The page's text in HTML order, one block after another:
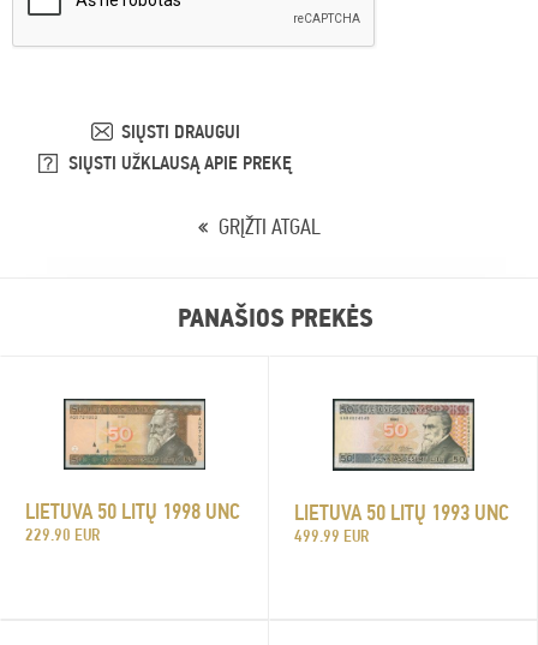
SIŲSTI DRAUGUI
SIŲSTI UŽKLAUSĄ APIE PREKĘ
GRĮŽTI ATGAL
PANAŠIOS PREKĖS
LIETUVA 50 LITŲ 1998 UNC
229.90 EUR
LIETUVA 50 LITŲ 1993 UNC
499.99 EUR